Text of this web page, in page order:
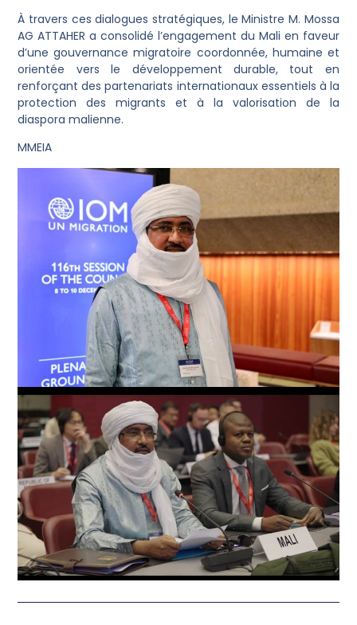
À travers ces dialogues stratégiques, le Ministre M. Mossa
AG ATTAHER a consolidé l’engagement du Mali en faveur
d’une gouvernance migratoire coordonnée, humaine et
orientée vers le développement durable, tout en
renforçant des partenariats internationaux essentiels à la
protection des migrants et à la valorisation de la
diaspora malienne.
MMEIA